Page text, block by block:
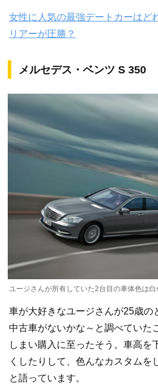
女性に人気の最強デートカーはど
リアーが圧勝？
メルセデス・ベンツ S 350
ユージさんが所有していた2台目の車体色は白
車が大好きなユージさんが25歳の
中古車がないかな～と調べていた
しまい購入に至ったそう。車高を
くしたりして、色んなカスタムを
と語っています。